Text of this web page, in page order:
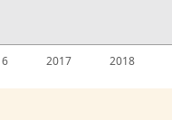
2017 2018